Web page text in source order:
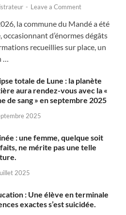
- Leave a Comment
la commune du Mandé a été
occasionnant d’énormes dégâts
recueillies sur place, un
…
totale de Lune : la planète
aura rendez-vous avec la «
de sang » en septembre 2025
2025
: une femme, quelque soit
ne mérite pas une telle
2025
: Une élève en terminale
exactes s’est suicidée.